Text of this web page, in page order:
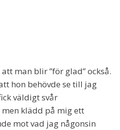
man blir ”för glad” också.
hon behövde se till jag
väldigt svår
klädd på mig ett
mot vad jag någonsin